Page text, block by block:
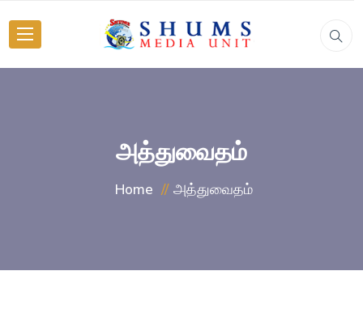
அத்துவைதம்
Home அத்துவைதம்